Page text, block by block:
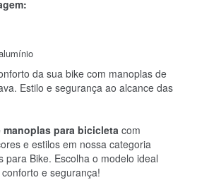
da sua bike com manoplas de
Estilo e segurança ao alcance das
manoplas para bicicleta com
e estilos em nossa categoria
para Bike. Escolha o modelo ideal
e segurança!